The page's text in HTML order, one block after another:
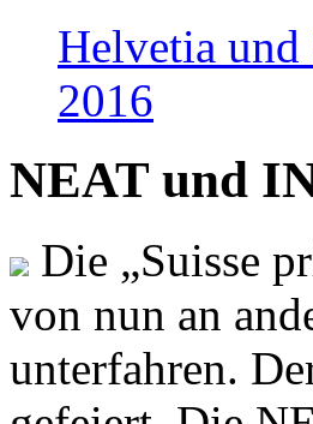
Helvetia
2016
NEAT und
Die „Suisse
von nun an
unterfahren.